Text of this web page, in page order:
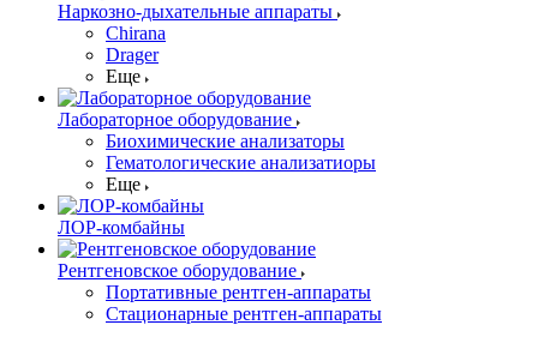
Наркозно-дыхательные аппараты
Chirana
Drager
Еще
Лабораторное оборудование
Биохимические анализаторы
Гематологические анализатиоры
Еще
ЛОР-комбайны
Рентгеновское оборудование
Портативные рентген-аппараты
Стационарные рентген-аппараты